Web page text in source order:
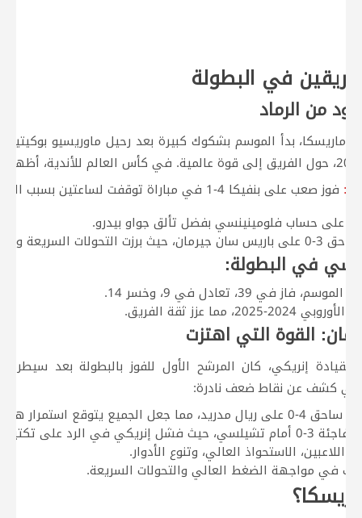
في البطولة
من الرماد
بدأ الموسم بشكوك كبيرة بعد رحيل ماوريسيو
فوز صعب على بنفيكا 4-1 في مباراة توقفت
على حساب فلومينينسي بفضل تألق جواو بيدرو.
التحولات السريعة والضغط العالي.
في البطولة:
مما عزز ثقة الفريق.
القوة التي اهتزت
بقيادة إنريكي، كان المرشح الأول للفوز بالبطولة بعد
كشف عن نقاط ضعف نادرة:
على ريال مدريد، مما جعل الجميع يتوقع استمرار هيمنتهم.
إنريكي في الرد على تكتيكات ماريسكا.
اللاعبين، الاستحواذ العالي، وتنوع الأدوار.
في مواجهة الضغط العالي والتحولات السريعة.